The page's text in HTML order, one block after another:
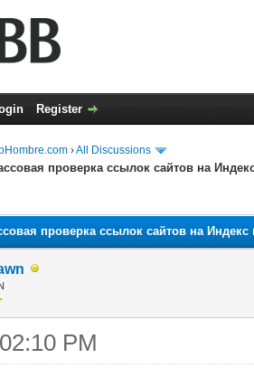
Register
›All Discussions
проверка ссылок сайтов на Индекс
проверка ссылок сайтов на Индекс
PM